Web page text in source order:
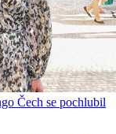
Čech se pochlubil